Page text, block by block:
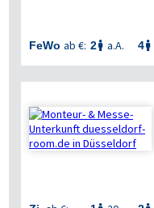
FeWo ab €: 2 a.A. 4